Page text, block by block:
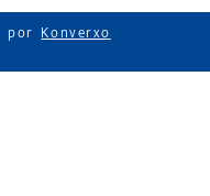
porKonverxo